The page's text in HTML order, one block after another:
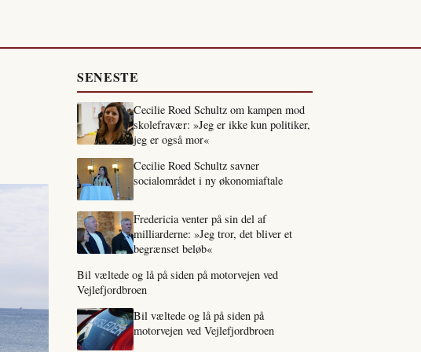
SENESTE
Cecilie Roed Schultz om kampen mod
skolefravær: »Jeg er ikke kun politiker,
jeg er også mor«
Cecilie Roed Schultz savner
socialområdet i ny økonomiaftale
Fredericia venter på sin del af
milliarderne: »Jeg tror, det bliver et
begrænset beløb«
Bil væltede og lå på siden på motorvejen ved
Vejlefjordbroen
Bil væltede og lå på siden på
motorvejen ved Vejlefjordbroen